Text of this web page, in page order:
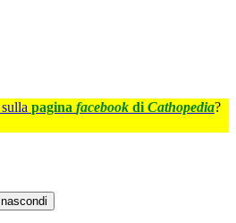
sulla pagina facebook di Cathopedia?
nascondi